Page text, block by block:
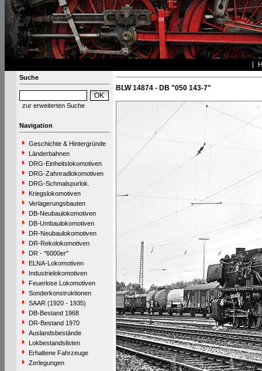
Suche
zur erweiterten Suche
Navigation
Geschichte & Hintergründe
Länderbahnen
DRG-Einheitslokomotiven
DRG-Zahnradlokomotiven
DRG-Schmalspurlok.
Kriegslokomotiven
Verlagerungsbauten
DB-Neubaulokomotiven
DB-Umbaulokomotiven
DR-Neubaulokomotiven
DR-Rekolokomotiven
DR - "6000er"
ELNA-Lokomotiven
Industrielokomotiven
Feuerlose Lokomotiven
Sonderkonstruktionen
SAAR (1920 - 1935)
DB-Bestand 1968
DR-Bestand 1970
Auslandsbestände
Lokbestandslisten
Erhaltene Fahrzeuge
Zerlegungen
BLW 14874 - DB "050 143-7"